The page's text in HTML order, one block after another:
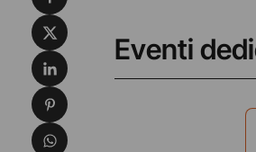
Eventi
Condividi su X
Condividi su LinkedIn
Condividi su Pinterest
Condividi su WhatsApp